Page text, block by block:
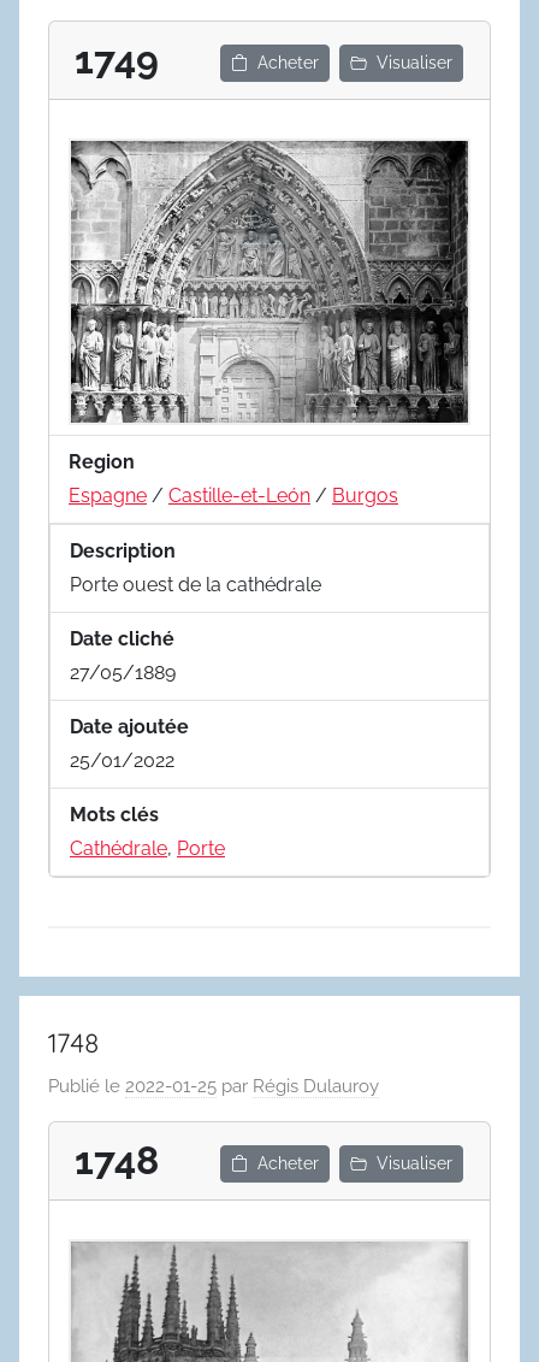
1749 Acheter Visualiser
Region
Espagne / Castille-et-León / Burgos
Description
Porte ouest de la cathédrale
Date cliché
27/05/1889
Date ajoutée
25/01/2022
Mots clés
Cathédrale, Porte
1748
Publié le 2022-01-25 par Régis Dulauroy
1748 Acheter Visualiser